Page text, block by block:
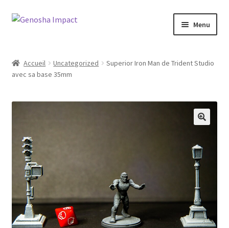
Aller
navigation
Aller
Menu
Cart
Checkout
Shop
Wishlist
Accueil Uncategorized
Superior Iron Man de Trident Studio
avec sa base 35mm